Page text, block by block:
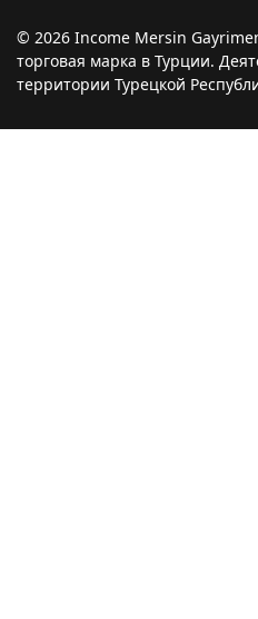
© 2026 Income Mersin
торговая марка в Турции.
территории Турецкой